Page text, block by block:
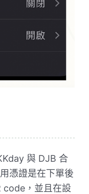
與 DJB 合
憑證是在下單後
code，並且在設